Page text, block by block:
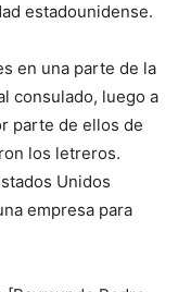
estadounidense.
en una parte de la
consulado, luego a
parte de ellos de
los letreros.
Unidos
empresa para